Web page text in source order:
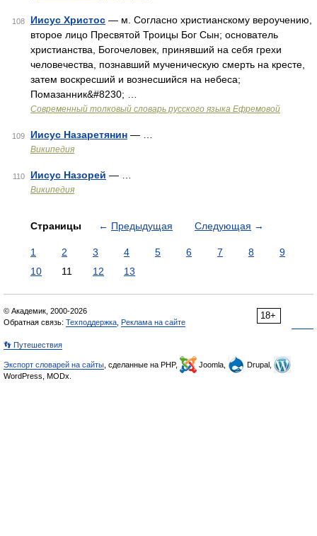
108 Иисус Христос — м. Согласно христианскому вероучению,
второе лицо Пресвятой Троицы Бог Сын; основатель
христианства, Богочеловек, принявший на себя грехи
человечества, познавший мученическую смерть на кресте,
затем воскресший и вознесшийся на небеса;
Помазанник&#8230; …
Современный толковый словарь русского языка Ефремовой
109 Иисус Назаретянин — …
Википедия
110 Иисус Назорей — …
Википедия
Страницы ← Предыдущая Следующая →
1 2 3 4 5 6 7 8
9
10
11 12 13
18+
© Академик, 2000-2026
Обратная связь: Техподдержка Реклама на сайте
👣 Путешествия
Экспорт словарей на сайты , сделанные на PHP, Joomla,
Drupal,
WordPress, MODx.